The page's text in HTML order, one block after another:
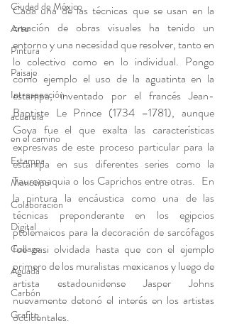
Ciudad de México
Arte
Pintura
Paisaje
Introspección
acuarela
en el camino
Estampa
Monotipo
Colaboración
Digital
Collage
Aguada
Carbón
Grafito
Cada una de las técnicas que se usan en la
creación de obras visuales ha tenido un
entorno y una necesidad que resolver, tanto en
lo colectivo como en lo individual. Pongo
como ejemplo el uso de la aguatinta en la
estampa, inventado por el francés Jean-
Baptiste Le Prince (1734 –1781), aunque
Goya fue el que exalta las características
expresivas de este proceso particular para la
estampa en sus diferentes series como la
Tauromaquia o los Caprichos entre otras.  En
la pintura la encáustica como una de las
técnicas preponderante en los egipcios
ptolemaicos para la decoración de sarcófagos
fue casi olvidada hasta que con el ejemplo
primero de los muralistas mexicanos y luego de
artista estadounidense Jasper Johns
nuevamente detonó el interés en los artistas
occidentales.